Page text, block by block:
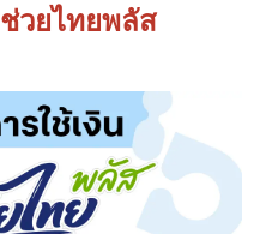
วยไทยพลัส